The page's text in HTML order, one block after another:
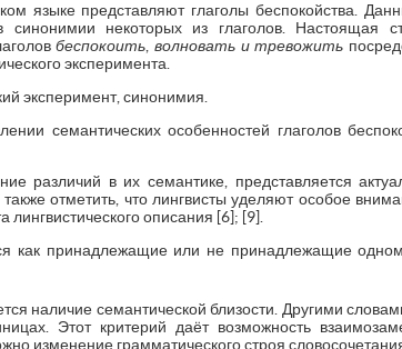
языке представляют глаголы беспокойства.
синонимии некоторых из глаголов. Настоящая
беспокоить волновать и тревожить
эксперимента.
эксперимент, синонимия.
семантических особенностей глаголов
различий в их семантике, представляется
отметить, что лингвисты уделяют особое
описания [6]; [9].
как принадлежащие или не принадлежащие
наличие семантической близости. Другими
Этот критерий даёт возможность
изменение грамматического строя